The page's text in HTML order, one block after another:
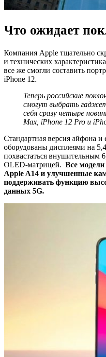
Что ожидает
Компания Apple тщательно
и технических
все же смогли составить
iPhone 12.
Теперь российские
смогут выбрать
себя сразу четыре
Max, iPhone 12 Pro и
Стандартная версия айфона и
оборудованы дисплеями на
похвастаться внушительным
OLED-матрицей. Все
Apple A14 и улучшенные
поддерживать функцию
данных 5G.